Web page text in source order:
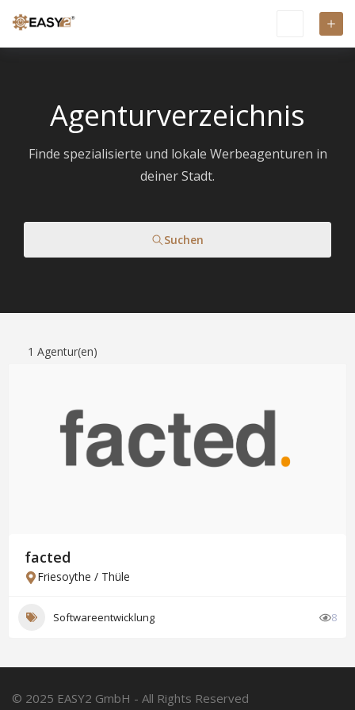
Agenturverzeichnis
Finde spezialisierte und lokale Werbeagenturen in
deiner Stadt.
Suchen
1 Agentur(en)
facted
Friesoythe / Thüle
Softwareentwicklung 8
© 2025 EASY2 GmbH - All Rights Reserved